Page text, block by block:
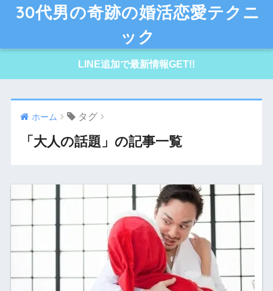
30代男の奇跡の婚活恋愛テクニ
ック
LINE追加で最新情報GET!!
ホーム タグ
「大人の話題」の記事一覧